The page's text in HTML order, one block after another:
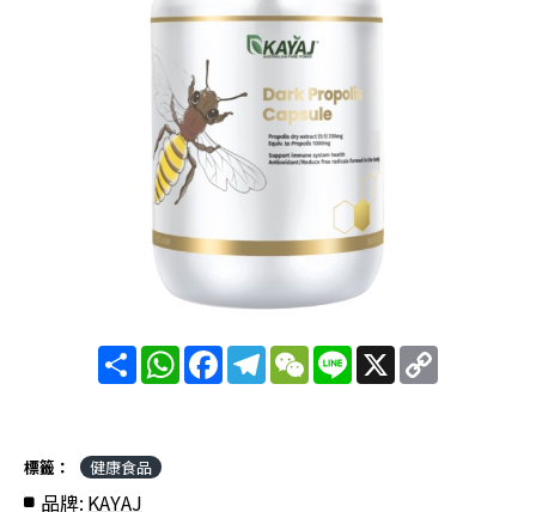
分
享
WhatsAppFacebookTelegram
WeChat
Line X Copy
Link
標籤： 健康食品
品牌: KAYAJ